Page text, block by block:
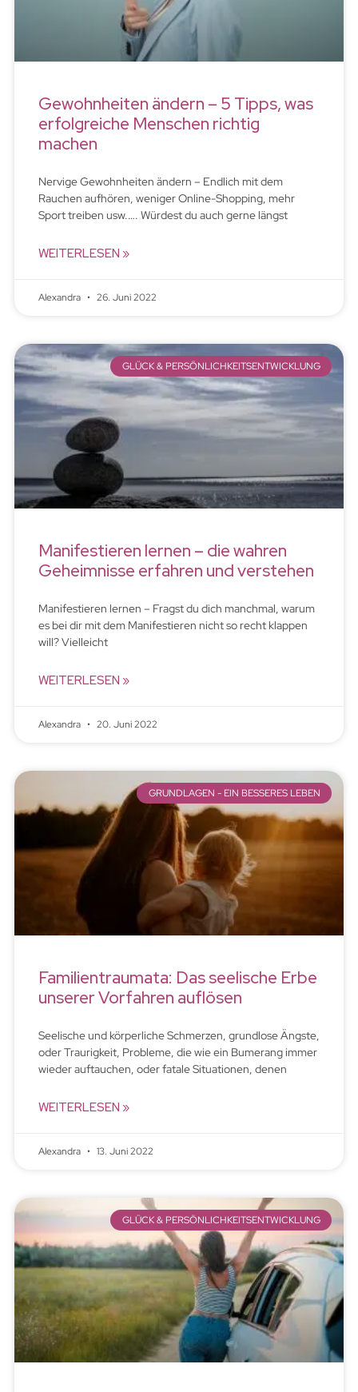
Gewohnheiten ändern – 5 Tipps, was
erfolgreiche Menschen richtig
machen
Nervige Gewohnheiten ändern – Endlich mit dem
Rauchen aufhören, weniger Online-Shopping, mehr
Sport treiben usw.…. Würdest du auch gerne längst
WEITERLESEN »
Alexandra 26. Juni 2022
GLÜCK & PERSÖNLICHKEITSENTWICKLUNG
Manifestieren lernen – die wahren
Geheimnisse erfahren und verstehen
Manifestieren lernen – Fragst du dich manchmal, warum
es bei dir mit dem Manifestieren nicht so recht klappen
will? Vielleicht
WEITERLESEN »
Alexandra 20. Juni 2022
GRUNDLAGEN - EIN BESSERES LEBEN
Familientraumata: Das seelische Erbe
unserer Vorfahren auflösen
Seelische und körperliche Schmerzen, grundlose Ängste,
oder Traurigkeit, Probleme, die wie ein Bumerang immer
wieder auftauchen, oder fatale Situationen, denen
WEITERLESEN »
Alexandra 13. Juni 2022
GLÜCK & PERSÖNLICHKEITSENTWICKLUNG